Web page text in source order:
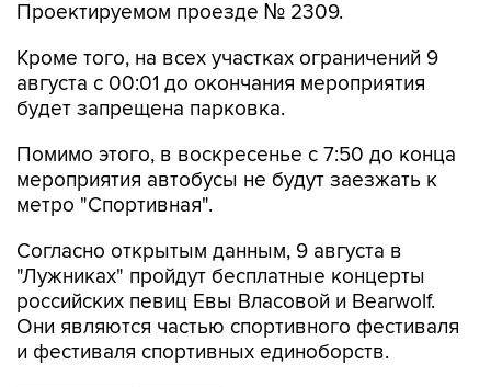
Проектируемом проезде № 2309.
Кроме того, на всех участках ограничений 9
августа с 00:01 до окончания мероприятия
будет запрещена парковка.
Помимо этого, в воскресенье с 7:50 до конца
мероприятия автобусы не будут заезжать к
метро "Спортивная".
Согласно открытым данным, 9 августа в
"Лужниках" пройдут бесплатные концерты
российских певиц Евы Власовой и Bearwolf.
Они являются частью спортивного фестиваля
и фестиваля спортивных единоборств.